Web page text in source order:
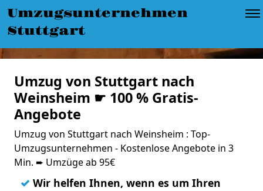
Umzugsunternehmen
Stuttgart
Umzug von Stuttgart nach
Weinsheim ☛ 100 % Gratis-
Angebote
Umzug von Stuttgart nach Weinsheim : Top-
Umzugsunternehmen - Kostenlose Angebote in 3
Min. ➨ Umzüge ab 95€
✓ Wir helfen Ihnen, wenn es um Ihren